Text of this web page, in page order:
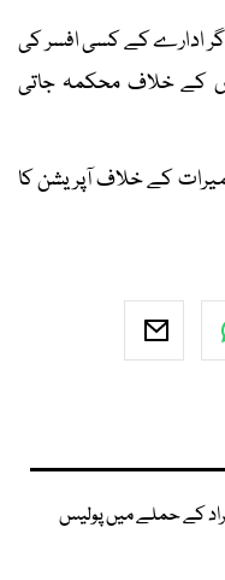
ادارے کے کسی افسر کی
کے خلاف محکمہ جاتی
کے خلاف آپریشن کا
کے حملے میں پولیس